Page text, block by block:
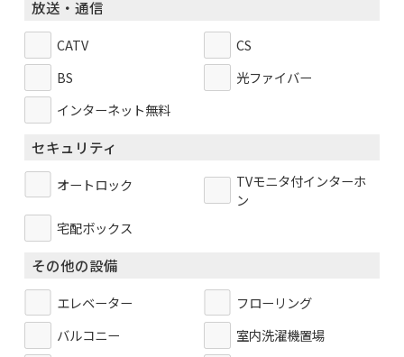
放送・通信
CATV
CS
BS
光ファイバー
インターネット無料
セキュリティ
オートロック
TVモニタ付インターホ
ン
宅配ボックス
その他の設備
エレベーター
フローリング
バルコニー
室内洗濯機置場